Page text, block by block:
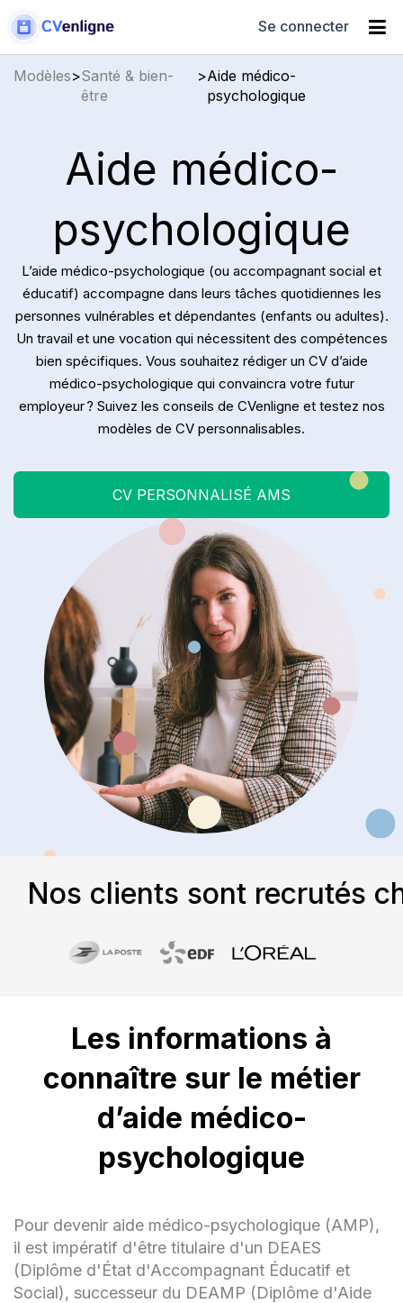
Se connecter
Modèles>Santé & bien-
être
>Aide médico-
psychologique
Aide médico-
psychologique
L’aide médico-psychologique (ou accompagnant social et
éducatif) accompagne dans leurs tâches quotidiennes les
personnes vulnérables et dépendantes (enfants ou adultes).
Un travail et une vocation qui nécessitent des compétences
bien spécifiques. Vous souhaitez rédiger un CV d’aide
médico-psychologique qui convaincra votre futur
employeur ? Suivez les conseils de CVenligne et testez nos
modèles de CV personnalisables.
CV PERSONNALISÉ AMS
Nos clients sont recrutés
Les informations à
connaître sur le métier
d’aide médico-
psychologique
Pour devenir aide médico-psychologique (AMP),
il est impératif d'être titulaire d'un DEAES
(Diplôme d'État d'Accompagnant Éducatif et
Social), successeur du DEAMP (Diplôme d'Aide